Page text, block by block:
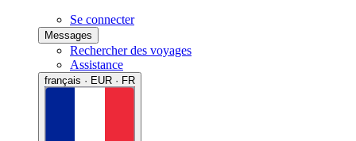
Se connecter
Messages
Rechercher des voyages
Assistance
français · EUR · FR